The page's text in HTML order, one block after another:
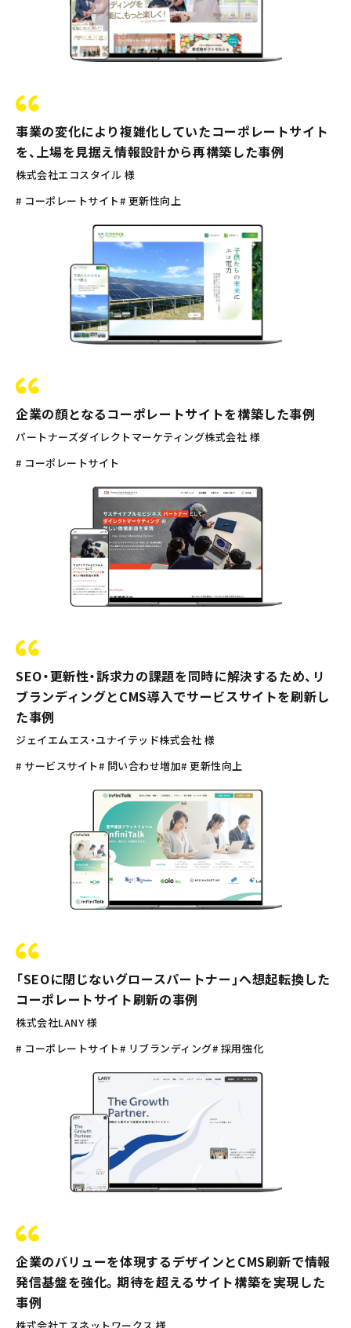
事業の変化により複雑化していたコーポレートサイト
を、上場を見据え情報設計から再構築した事例
株式会社エコスタイル 様
# コーポレートサイト# 更新性向上
企業の顔となるコーポレートサイトを構築した事例
パートナーズダイレクトマーケティング株式会社 様
# コーポレートサイト
SEO・更新性・訴求力の課題を同時に解決するため、リ
ブランディングとCMS導入でサービスサイトを刷新し
た事例
ジェイエムエス・ユナイテッド株式会社 様
# サービスサイト# 問い合わせ増加# 更新性向上
「SEOに閉じないグロースパートナー」へ想起転換した
コーポレートサイト刷新の事例
株式会社LANY 様
# コーポレートサイト# リブランディング# 採用強化
企業のバリューを体現するデザインとCMS刷新で情報
発信基盤を強化。期待を超えるサイト構築を実現した
事例